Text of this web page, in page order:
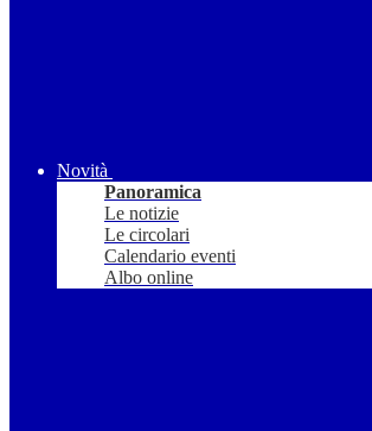
Novità
Panoramica
Le notizie
Le circolari
Calendario eventi
Albo online